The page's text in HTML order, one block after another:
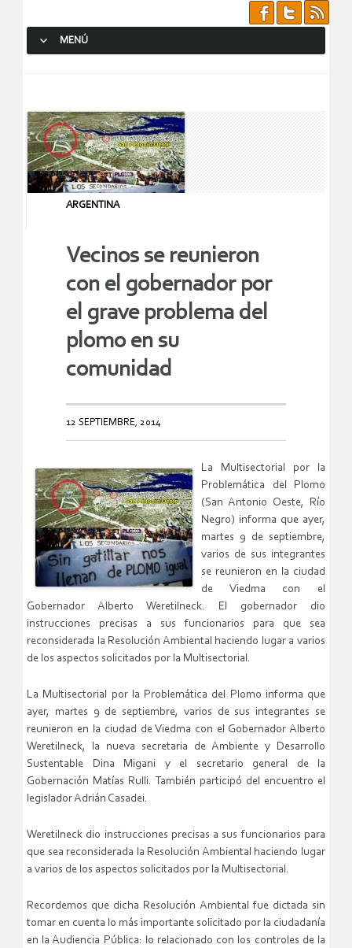
MENÚ
ARGENTINA
Vecinos se reunieron
con el gobernador por
el grave problema del
plomo en su
comunidad
12 SEPTIEMBRE, 2014
La Multisectorial por la
Problemática del Plomo
(San Antonio Oeste, Río
Negro) informa que ayer,
martes 9 de septiembre,
varios de sus integrantes
se reunieron en la ciudad
de Viedma con el
Gobernador Alberto Weretilneck. El gobernador dio
instrucciones precisas a sus funcionarios para que sea
reconsiderada la Resolución Ambiental haciendo lugar a varios
de los aspectos solicitados por la Multisectorial.
La Multisectorial por la Problemática del Plomo informa que
ayer, martes 9 de septiembre, varios de sus integrantes se
reunieron en la ciudad de Viedma con el Gobernador Alberto
Weretilneck, la nueva secretaria de Ambiente y Desarrollo
Sustentable Dina Migani y el secretario general de la
Gobernación Matías Rulli. También participó del encuentro el
legislador Adrián Casadei.
Weretilneck dio instrucciones precisas a sus funcionarios para
que sea reconsiderada la Resolución Ambiental haciendo lugar
a varios de los aspectos solicitados por la Multisectorial.
Recordemos que dicha Resolución Ambiental fue dictada sin
tomar en cuenta lo más importante solicitado por la ciudadanía
en la Audiencia Pública: lo relacionado con los controles de la